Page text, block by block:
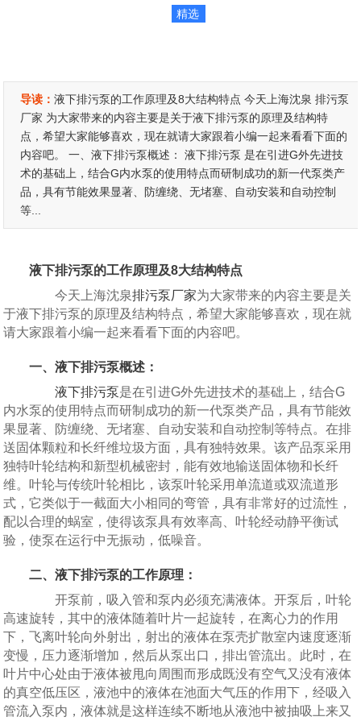
精选
导读：液下排污泵的工作原理及8大结构特点 今天上海沈泉 排污泵
厂家 为大家带来的内容主要是关于液下排污泵的原理及结构特
点，希望大家能够喜欢，现在就请大家跟着小编一起来看看下面的
内容吧。 一、液下排污泵概述： 液下排污泵 是在引进G外先进技
术的基础上，结合G内水泵的使用特点而研制成功的新一代泵类产
品，具有节能效果显著、防缠绕、无堵塞、自动安装和自动控制
等...
液下排污泵的工作原理及8大结构特点
今天上海沈泉排污泵厂家为大家带来的内容主要是关
于液下排污泵的原理及结构特点，希望大家能够喜欢，现在就
请大家跟着小编一起来看看下面的内容吧。
一、液下排污泵概述：
液下排污泵是在引进G外先进技术的基础上，结合G
内水泵的使用特点而研制成功的新一代泵类产品，具有节能效
果显著、防缠绕、无堵塞、自动安装和自动控制等特点。在排
送固体颗粒和长纤维垃圾方面，具有独特效果。该产品泵采用
独特叶轮结构和新型机械密封，能有效地输送固体物和长纤
维。叶轮与传统叶轮相比，该泵叶轮采用单流道或双流道形
式，它类似于一截面大小相同的弯管，具有非常好的过流性，
配以合理的蜗室，使得该泵具有效率高、叶轮经动静平衡试
验，使泵在运行中无振动，低噪音。
二、液下排污泵的工作原理：
开泵前，吸入管和泵内必须充满液体。开泵后，叶轮
高速旋转，其中的液体随着叶片一起旋转，在离心力的作用
下，飞离叶轮向外射出，射出的液体在泵壳扩散室内速度逐渐
变慢，压力逐渐增加，然后从泵出口，排出管流出。此时，在
叶片中心处由于液体被甩向周围而形成既没有空气又没有液体
的真空低压区，液池中的液体在池面大气压的作用下，经吸入
管流入泵内，液体就是这样连续不断地从液池中被抽吸上来又